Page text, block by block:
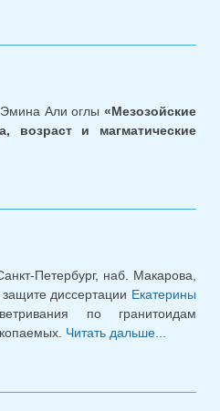
Али оглы «Мезозойские
возраст и магматические
Петербург, наб. Макарова,
диссертации Екатерины
по гранитоидам
Читать дальше...
Е.В.